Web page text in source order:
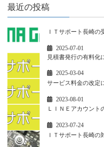
最近の投稿
ＩＴサポート長崎の
2025-07-01
見積書発行の有料化
2025-03-04
サービス料金の改定
2023-08-01
ＬＩＮＥアカウント
2023-07-24
ＩＴサポート長崎の